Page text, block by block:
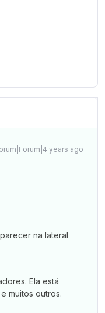
years ago
na lateral
Ela está
muitos outros.